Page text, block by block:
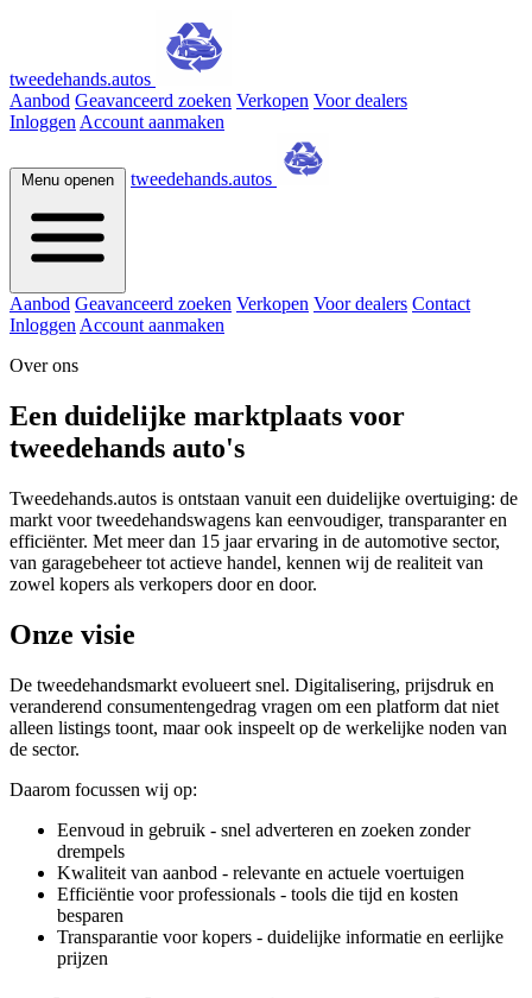
tweedehands.autos
Aanbod Geavanceerd zoeken Verkopen Voor dealers
Inloggen Account aanmaken
Menu openen tweedehands.autos
Aanbod Geavanceerd zoeken Verkopen Voor dealers Contact
Inloggen Account aanmaken
Over ons
Een duidelijke marktplaats voor
tweedehands auto's
Tweedehands.autos is ontstaan vanuit een duidelijke overtuiging: de
markt voor tweedehandswagens kan eenvoudiger, transparanter en
efficiënter. Met meer dan 15 jaar ervaring in de automotive sector,
van garagebeheer tot actieve handel, kennen wij de realiteit van
zowel kopers als verkopers door en door.
Onze visie
De tweedehandsmarkt evolueert snel. Digitalisering, prijsdruk en
veranderend consumentengedrag vragen om een platform dat niet
alleen listings toont, maar ook inspeelt op de werkelijke noden van
de sector.
Daarom focussen wij op:
Eenvoud in gebruik - snel adverteren en zoeken zonder
drempels
Kwaliteit van aanbod - relevante en actuele voertuigen
Efficiëntie voor professionals - tools die tijd en kosten
besparen
Transparantie voor kopers - duidelijke informatie en eerlijke
prijzen